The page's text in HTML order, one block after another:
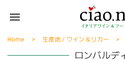
Home 生産地 / ワイン＆リカー
ロンバルデ